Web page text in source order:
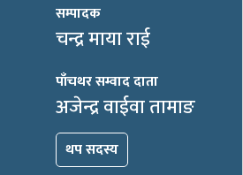
सम्पादक
चन्द्र माया राई
पाँचथर सम्वाद दाता
अजेन्द्र वाईवा तामाङ
थप सदस्य